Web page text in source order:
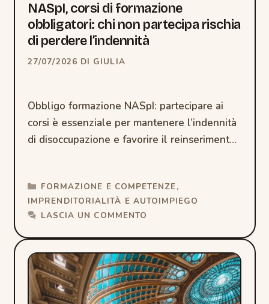
NASpI, corsi di formazione
obbligatori: chi non partecipa rischia
di perdere l’indennità
27/07/2026 DI GIULIA
Obbligo formazione NASpI: partecipare ai
corsi è essenziale per mantenere l’indennità
di disoccupazione e favorire il reinserimento
CATEGORIE
FORMAZIONE E COMPETENZE,
IMPRENDITORIALITÀ E AUTOIMPIEGO
LASCIA UN COMMENTO